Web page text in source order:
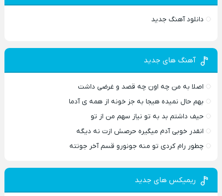
دانلود آهنگ جدید
آهنگ های جدید
اصلا به من چه اون چه قصد و غرضی داشت
بهم حال نمیده هیجا به جز خونه از همه ی آدما
حیف داشتم بد به تو نیاز سهم من از تو
انقدر خوبی آدم میگیره حرصش ازت نه دیگه
چطور رام کردی تو منه جونورو قسم آخر جونته
ریمیکس های جدید